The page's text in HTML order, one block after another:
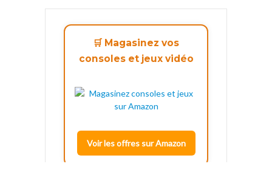
🛒 Magasinez vos
consoles et jeux vidéo
Voir les offres sur Amazon